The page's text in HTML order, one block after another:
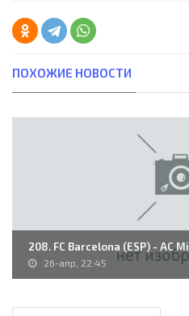
ПОХОЖИЕ НОВОСТИ
208. FC Barcelona (ESP) - AC
26-апр, 22:45